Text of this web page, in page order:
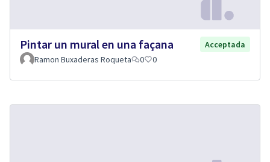
Pintar un mural en una façana
Acceptada
Ramon Buxaderas Roqueta
0 0